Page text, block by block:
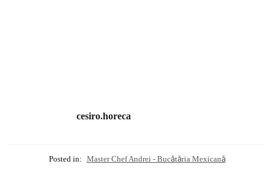
cesiro.horeca
Posted in: Master Chef Andrei - Bucătăria Mexicană